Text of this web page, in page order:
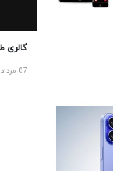
گالری طلا
07 مرداد 1405